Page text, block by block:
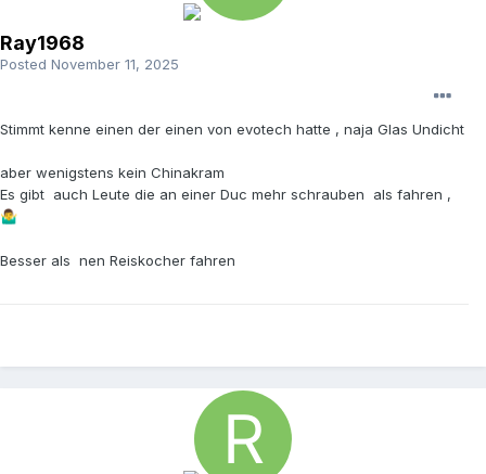
Ray1968
Posted November 11, 2025
Stimmt kenne einen der einen von evotech hatte , naja Glas Undicht
aber wenigstens kein Chinakram
Es gibt auch Leute die an einer Duc mehr schrauben als fahren ,
🤷‍♂️
Besser als nen Reiskocher fahren